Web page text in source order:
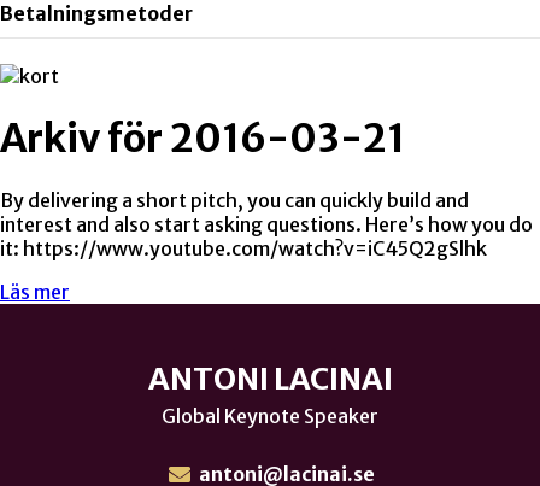
Betalningsmetoder
Arkiv för 2016-03-21
By delivering a short pitch, you can quickly build and
interest and also start asking questions. Here’s how you do
it: https://www.youtube.com/watch?v=iC45Q2gSlhk
Läs mer
ANTONI LACINAI
Global Keynote Speaker
antoni@lacinai.se